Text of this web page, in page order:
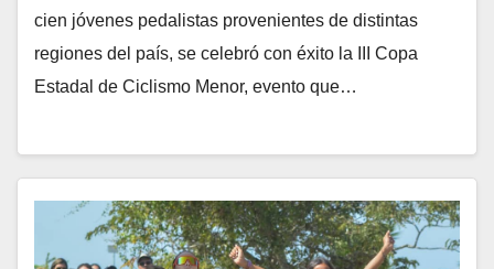
cien jóvenes pedalistas provenientes de distintas
regiones del país, se celebró con éxito la III Copa
Estadal de Ciclismo Menor, evento que…